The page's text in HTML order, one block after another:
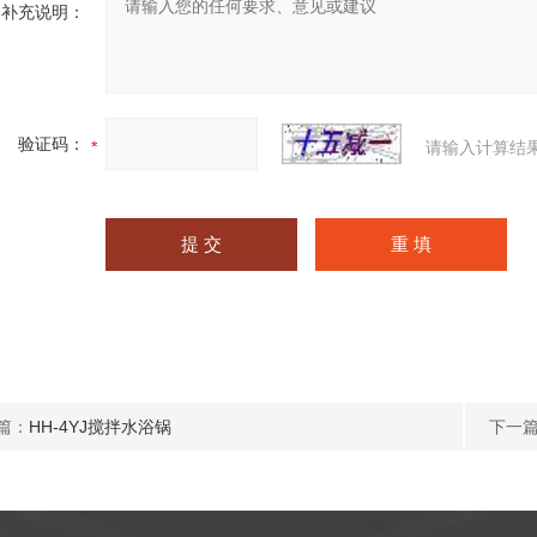
补充说明：
验证码： 请输入计算结
： HH-4YJ搅拌水浴锅 下一